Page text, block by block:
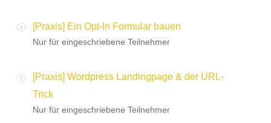
[Praxis] Ein Opt-In Formular bauen
Nur für eingeschriebene Teilnehmer
[Praxis] Wordpress Landingpage & der URL-
Trick
Nur für eingeschriebene Teilnehmer